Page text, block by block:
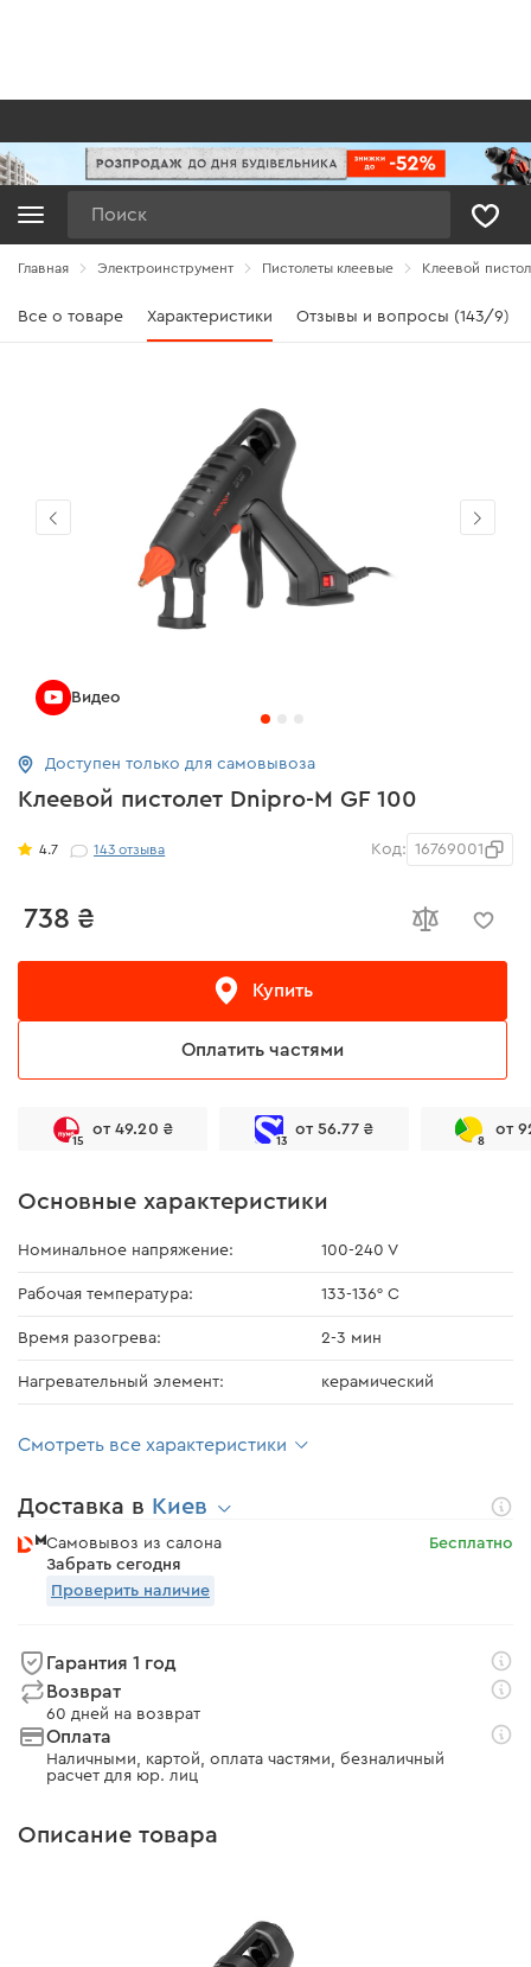
Главная Электроинструмент Пистолеты клеевые Клеевой
Все о товаре Характеристики Отзывы и вопросы (143/9)
Клеевой пистолет Dnipro-M GF 100
4.7 143отзыва Код: 16769001
738 ₴
Купить
Оплатить частями
15
от 49.20 ₴
13
от 56.77 ₴
8
от
Доступен только для самовывоза
Основные характеристики
Номинальное напряжение: 100-240 V
Рабочая температура: 133-136° С
Время разогрева: 2-3 мин
Нагревательный элемент: керамический
Смотреть все характеристики
Доставка в Киев
Самовывоз из салона
Забрать сегодня
Бесплатно
Проверить наличие
Гарантия 1 год
Возврат
60 дней на возврат
Оплата
Наличными, картой, оплата частями, безналичный
расчет для юр. лиц
Описание товара
Видео